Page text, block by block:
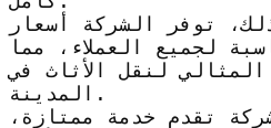
توفر الشركة أسعار
لجميع العملاء، مما
لنقل الأثاث في
المدينة.
تقدم خدمة ممتازة،